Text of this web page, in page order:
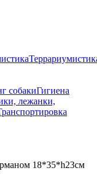
собакиГигиена
лежанки,
18*35*h23см